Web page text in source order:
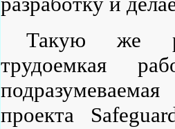
Такую же
трудоемкая
проекта